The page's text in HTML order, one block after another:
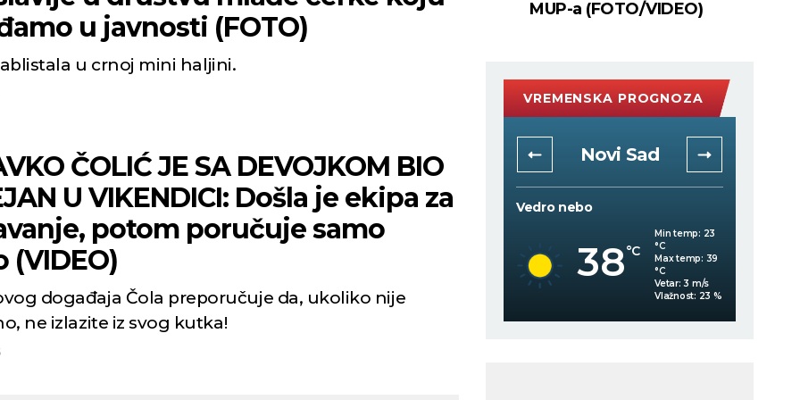
u javnosti (FOTO)
u crnoj mini haljini.
ČOLIĆ JE SA DEVOJKOM BIO
U VIKENDICI: Došla je ekipa za
potom poručuje samo
(VIDEO)
događaja Čola preporučuje da, ukoliko nije
ne izlazite iz svog kutka!
MUP-a (FOTO/VIDEO)
VREMENSKA PROGNOZA
23
39
23 %
Niš
Vedro nebo
36
Min temp:21
°C
Vlažnost:25 %
Beograd
Vedro nebo
Novi Sad
Vedro nebo
38°C
Min temp: 23
°C
Max temp: 39
°C
Vetar: 3 m/s
Vlažnost: 23 %